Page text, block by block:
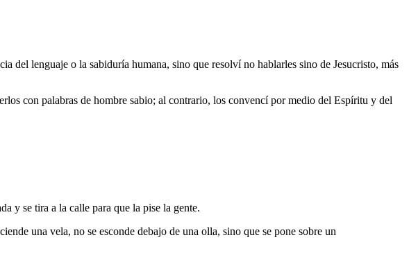
del lenguaje o la sabiduría humana, sino que resolví no hablarles sino de Jesucristo, más
con palabras de hombre sabio; al contrario, los convencí por medio del Espíritu y del
y se tira a la calle para que la pise la gente.
una vela, no se esconde debajo de una olla, sino que se pone sobre un